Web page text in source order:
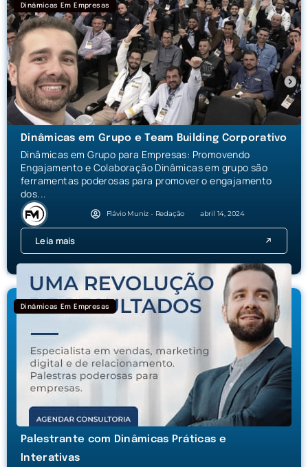
Dinâmicas Em Empresas
Dinâmicas em Grupo e Team Building Corporativo
Dinâmicas em Grupo para Empresas: Promovendo
Engajamento e Colaboração Dinâmicas em grupo são
ferramentas poderosas para promover o engajamento
dos...
Flávio Muniz - Redação abril 14, 2024
Leia mais
Dinâmicas Em Empresas
Palestrante com Dinâmicas Práticas e
Interativas